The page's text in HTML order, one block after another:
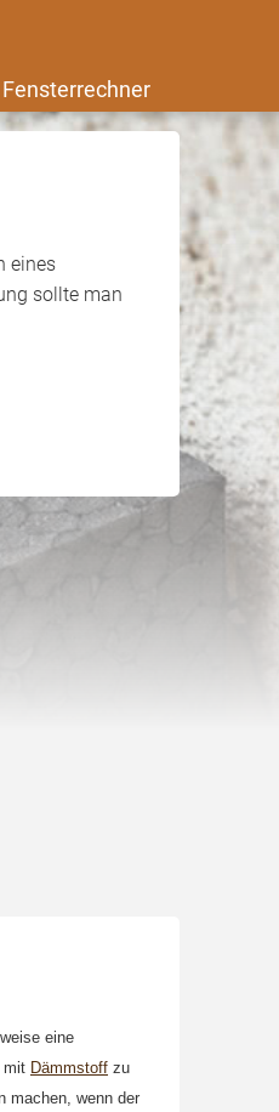
Fensterrechner
eines
sollte man
eine
mit Dämmstoff zu
machen, wenn der